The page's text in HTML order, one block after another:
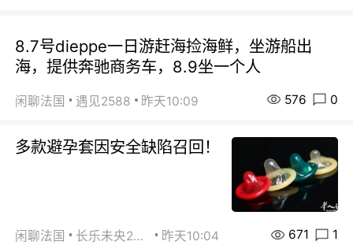
8.7号dieppe一日游赶海捡海鲜，坐游船出
海，提供奔驰商务车，8.9坐一个人
闲聊法国 遇见2588 昨天10:09 576 0
多款避孕套因安全缺陷召回！
闲聊法国 长乐未央2015 昨天10:04 671 1